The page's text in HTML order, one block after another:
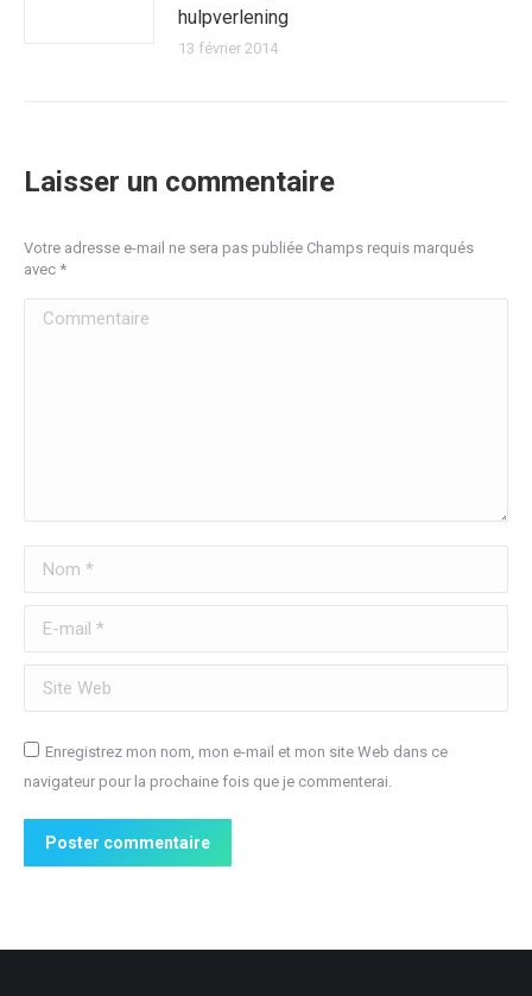
hulpverlening
13 février 2014
Laisser un commentaire
Votre adresse e-mail ne sera pas publiée Champs requis marqués
avec *
Commentaire
Nom *
E-mail *
Site Web
Enregistrez mon nom, mon e-mail et mon site Web dans ce
navigateur pour la prochaine fois que je commenterai.
Poster commentaire